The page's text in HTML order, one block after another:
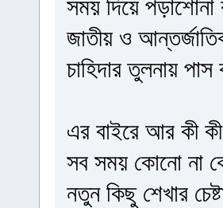
সময় দিয়ে পড়াশোনা
জাতীয় ও
চাহিদার তুলনায়
এর বাইরে আর কী
সব সময় কোনো না
নতুন কিছু শেখার